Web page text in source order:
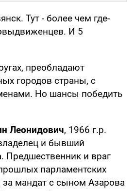
Тут - более чем где-
И 5
преобладают
городов страны, с
Но шансы победить
Леонидович, 1966 г.р.
и бывший
Предшественник и враг
парламентских
мандат с сыном Азарова